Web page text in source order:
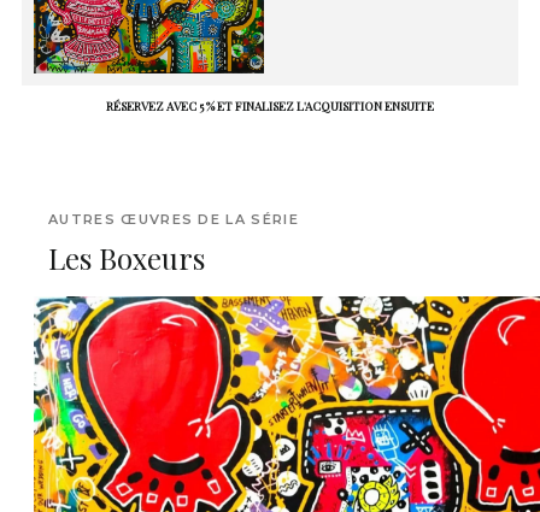
RÉSERVEZ AVEC 5 % ET FINALISEZ L'ACQUISITION ENSUITE
AUTRES ŒUVRES DE LA SÉRIE
Les Boxeurs